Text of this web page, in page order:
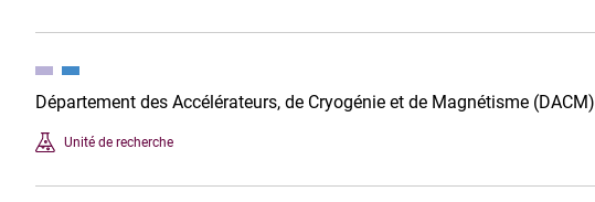
Département des Accélérateurs, de Cryogénie et de Magnétisme (DACM)
Unité de recherche